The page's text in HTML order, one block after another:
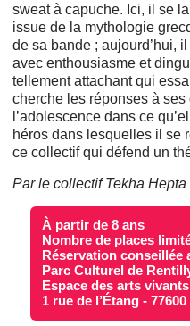
sweat à capuche. Ici, il se
issue de la mythologie
de sa bande ; aujourd’hui,
avec enthousiasme et
tellement attachant qui
cherche les réponses à
l’adolescence dans ce
héros dans lesquelles il se
ce collectif qui défend un
Par le collectif Tekha Hepta
À partir de 8 ans
Nombre de places
Réservation conseillée
Parc Culturel de
Espace des arts vivants
1 rue de l’Étang -